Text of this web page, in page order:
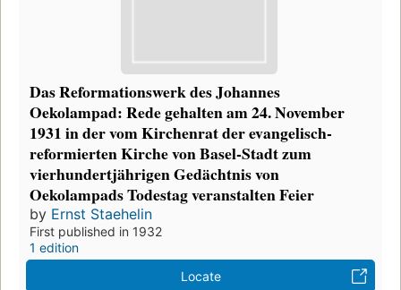
Das Reformationswerk des Johannes
Oekolampad: Rede gehalten am 24. November
1931 in der vom Kirchenrat der evangelisch-
reformierten Kirche von Basel-Stadt zum
vierhundertjährigen Gedächtnis von
Oekolampads Todestag veranstalten Feier
by Ernst Staehelin
First published in 1932
1 edition
Locate